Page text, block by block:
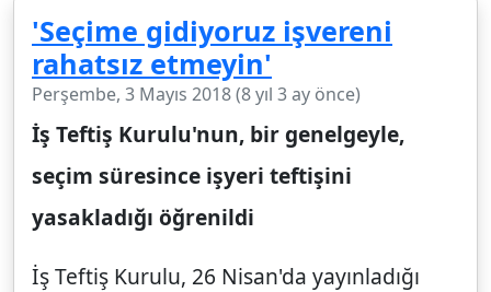
'Seçime gidiyoruz işvereni
rahatsız etmeyin'
Perşembe, 3 Mayıs 2018 (8 yıl 3 ay önce)
İş Teftiş Kurulu'nun, bir genelgeyle,
seçim süresince işyeri teftişini
yasakladığı öğrenildi
İş Teftiş Kurulu, 26 Nisan'da yayınladığı